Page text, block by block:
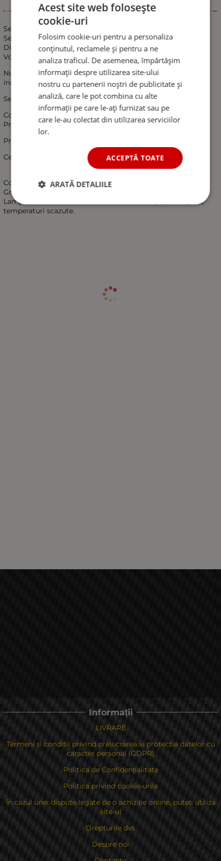
Informații
Set de Lampe Spate LED, Flexzon, 235x110mm, 7 functii,
Semnalizare Dinamica, Stanga si Dreapta
Dimensiune 235x110mm.
Voltaj alimentare de la 12V si 24V.
Numar functii 7: pozitie, frana, semnalizare, ceata, mers
inapoi, catadioptru, numar.
Semnalizare dinamica.(in genul AUDI) .
Consum redus de energie.
Protectie la inversarea polaritatii.
Prindere in 2 suruburi M6 la o distanta de 150mm.
Certificare E9 si ECE R03 / R06 / R07 / R10 / R23 / R38
Compatibilitate electromagnetica – EMC certificate.
Gradul de impermeabilitate de IP68.
Lampa este etansa ermetic si rezistenta la apa, intemperii,
temperaturi scazute.
Informații
LIVRARE
Termeni si conditii privind prelucrarea si protectia datelor cu
caracter personal (GDPR)
Politica de Confidențialitate
Politica privind cookie-urile
În cazul unei dispute legate de o achiziție online, puteți utiliza
site-ul
Drepturile dvs
Despre noi
Acest site web folosește
cookie-uri
Folosim cookie-uri pentru a personaliza
conținutul, reclamele și pentru a ne
analiza traficul. De asemenea, împărtășim
informații despre utilizarea site-ului
nostru cu partenerii noștri de publicitate și
analiză, care le pot combina cu alte
informații pe care le-ați furnizat sau pe
care le-au colectat din utilizarea serviciilor
lor.
ACCEPTĂ TOATE
ARATĂ DETALIILE